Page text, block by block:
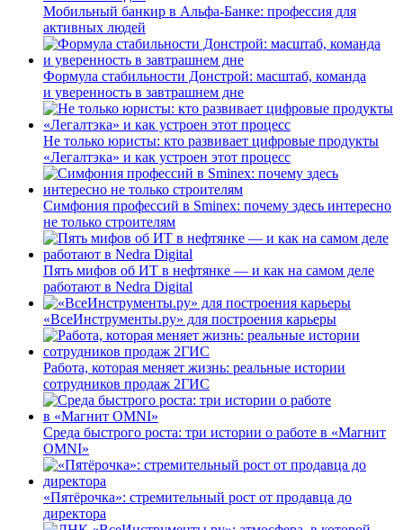
Мобильный банкир в Альфа-Банке: профессия для
активных людей
Формула стабильности Донстрой: масштаб, команда
и уверенность в завтрашнем дне
Не только юристы: кто развивает цифровые продукты
«Легалтэка» и как устроен этот процесс
Симфония профессий в Sminex: почему здесь интересно
не только строителям
Пять мифов об ИТ в нефтянке — и как на самом деле
работают в Nedra Digital
«ВсеИнструменты.ру» для построения карьеры
Работа, которая меняет жизнь: реальные истории
сотрудников продаж 2ГИС
Среда быстрого роста: три истории о работе в «Магнит
OMNI»
«Пятёрочка»: стремительный рост от продавца до
директора